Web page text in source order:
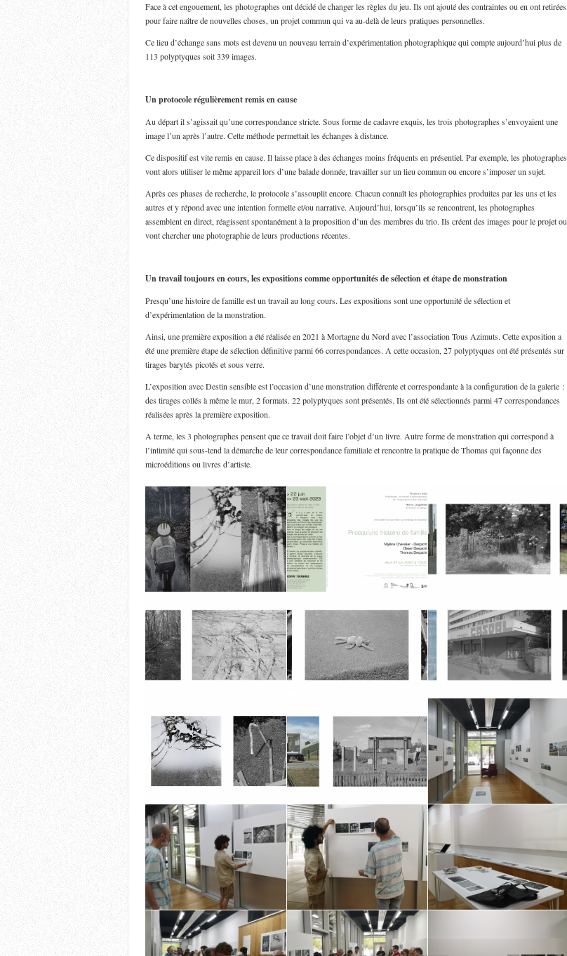
Face à cet engouement, les photographes ont décidé de changer les règles du jeu. Ils ont ajouté des contraintes ou en ont retirées
pour faire naître de nouvelles choses, un projet commun qui va au-delà de leurs pratiques personnelles.
Ce lieu d’échange sans mots est devenu un nouveau terrain d’expérimentation photographique qui compte aujourd’hui plus de
113 polyptyques soit 339 images.
Un protocolerégulièrement remis en cause
Au départ il s’agissait qu’une correspondance stricte. Sous forme de cadavre exquis, les trois photographes s’envoyaient une
image l’un après l’autre. Cette méthode permettait les échanges à distance.
Ce dispositif est vite remis en cause. Il laisse place à des échanges moins fréquents en présentiel. Par exemple, les photographes
vont alors utiliser le même appareil lors d’une balade donnée, travailler sur un lieu commun ou encore s’imposer un sujet.
Après ces phases de recherche, le protocole s’assouplit encore. Chacun connaît les photographies produites par les uns et les
autres et y répond avec une intention formelle et/ou narrative. Aujourd’hui, lorsqu’ils se rencontrent, les photographes
assemblent en direct, réagissent spontanément à la proposition d’un des membres du trio. Ils créent des images pour le projet ou
vont chercher une photographie de leurs productions récentes.
Un travail toujours en cours, les expositions comme opportunités de sélection et étape de monstration
Presqu’une histoire de famille est un travail au long cours. Les expositions sont une opportunité de sélection et
d’expérimentation de la monstration.
Ainsi, une première exposition a été réalisée en 2021 à Mortagne du Nord avec l’association Tous Azimuts. Cette exposition a
été une première étape de sélection définitive parmi 66 correspondances. A cette occasion, 27 polyptyques ont été présentés sur
tirages barytés picotés et sous verre.
L’exposition avec Destin sensible est l’occasion d’une monstration différente et correspondante à la configuration de la galerie :
des tirages collés à même le mur, 2 formats. 22 polyptyques sont présentés. Ils ont été sélectionnés parmi 47 correspondances
réalisées après la première exposition.
A terme, les 3 photographes pensent que ce travail doit faire l’objet d’un livre. Autre forme de monstration qui correspond à
l’intimité qui sous-tend la démarche de leur correspondance familiale et rencontre la pratique de Thomas qui façonne des
microéditions ou livres d’artiste.